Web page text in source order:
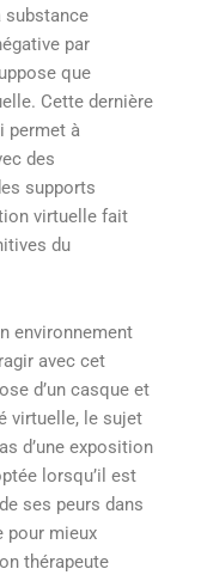
substance
par
que
Cette dernière
permet à
des
supports
virtuelle fait
du
environnement
avec cet
d’un casque et
virtuelle, le sujet
d’une exposition
lorsqu’il est
ses peurs dans
pour mieux
thérapeute